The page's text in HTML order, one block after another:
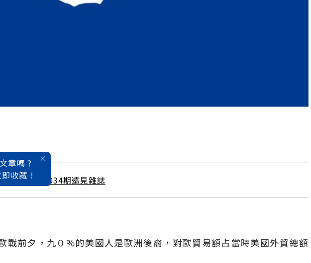
章嗎 ?
收藏 !
號雜誌 第034期遠見雜誌
戰前夕，九０%的美國人是歐洲後裔，對歐貿易額占當時美國外貿總額